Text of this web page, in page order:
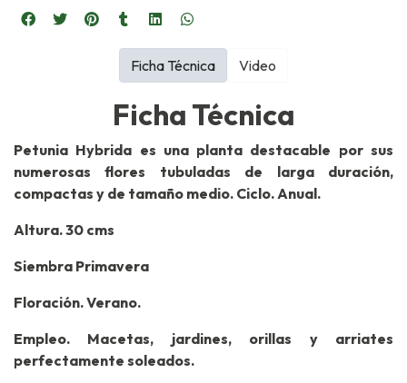
Ficha Técnica
Petunia Hybrida es una planta destacable por sus
numerosas flores tubuladas de larga duración,
compactas y de tamaño medio. Ciclo. Anual.
Altura. 30 cms
Siembra Primavera
Floración. Verano.
Empleo. Macetas, jardines, orillas y arriates
perfectamente soleados.
Ficha Técnica Video